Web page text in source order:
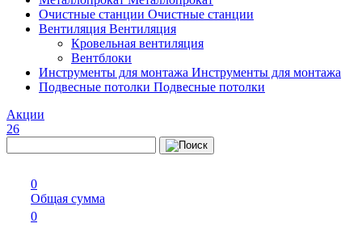
Очистные станции Очистные станции
Вентиляция Вентиляция
Кровельная вентиляция
Вентблоки
Инструменты для монтажа Инструменты для монтажа
Подвесные потолки Подвесные потолки
Акции
26
0
Общая сумма
0